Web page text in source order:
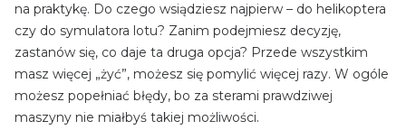
na praktykę. Do czego wsiądziesz najpierw – do helikoptera
czy do symulatora lotu? Zanim podejmiesz decyzję,
zastanów się, co daje ta druga opcja? Przede wszystkim
masz więcej „żyć”, możesz się pomylić więcej razy. W ogóle
możesz popełniać błędy, bo za sterami prawdziwej
maszyny nie miałbyś takiej możliwości.